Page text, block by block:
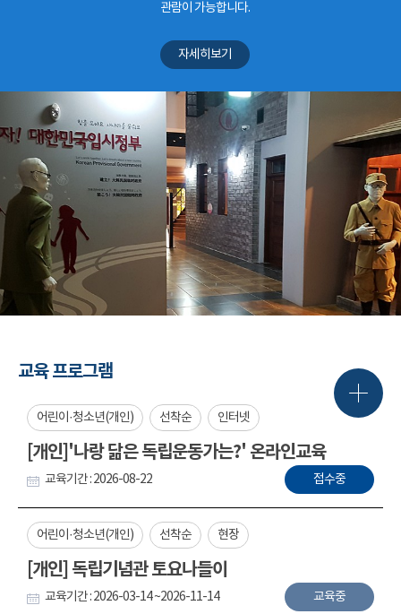
관람이 가능합니다.
자세히보기
교육 프로그램
어린이·청소년(개인) 선착순 인터넷
[개인]'나랑 닮은 독립운동가는?' 온라인교육
교육기간 : 2026-08-22 접수중
어린이·청소년(개인) 선착순 현장
[개인] 독립기념관 토요나들이
교육기간 : 2026-03-14 ~2026-11-14 교육중